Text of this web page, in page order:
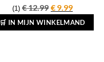
(1) €12.99 Oorspronkelijke
prijs
was:
€ 9.99Huidige
prijs
is:
🛒 IN MIJN WINKELMAND